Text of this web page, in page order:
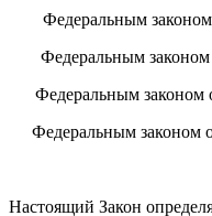
Федеральным
Федеральным
Федеральным законом
Федеральным законом
Настоящий Закон